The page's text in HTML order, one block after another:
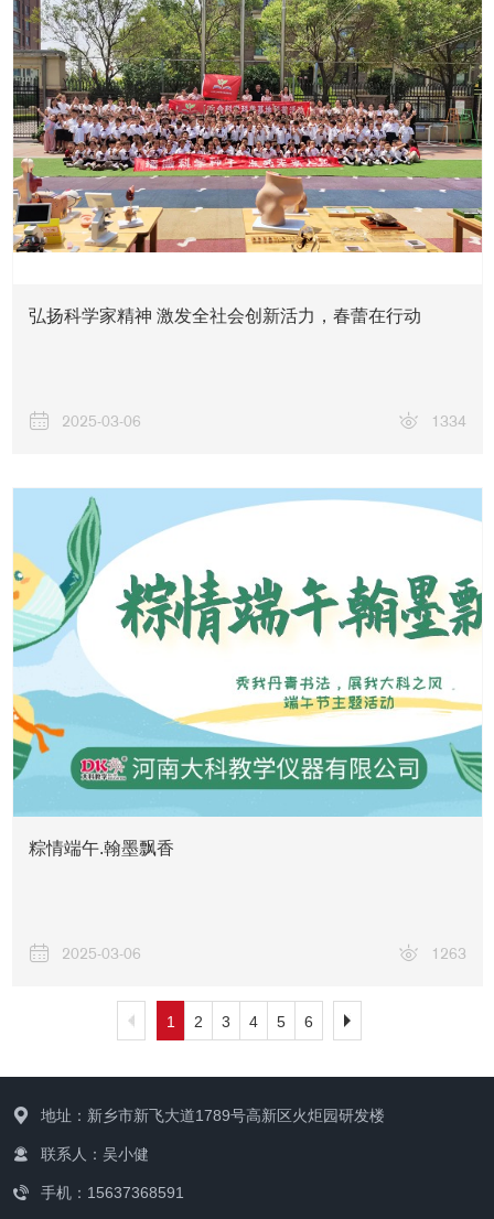
弘扬科学家精神 激发全社会创新活力，春蕾在行动
2025-03-06 1334
粽情端午.翰墨飘香
2025-03-06 1263
1 2 3 4 5 6
地址：新乡市新飞大道1789号高新区火炬园研发楼
联系人：吴小健
手机：15637368591